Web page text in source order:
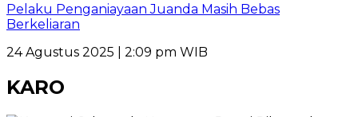
Pelaku Penganiayaan Juanda Masih Bebas
Berkeliaran
24 Agustus 2025 | 2:09 pm WIB
KARO